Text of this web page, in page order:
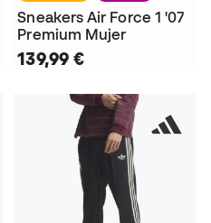
Sneakers Air Force 1 '07
Premium Mujer
139,99 €